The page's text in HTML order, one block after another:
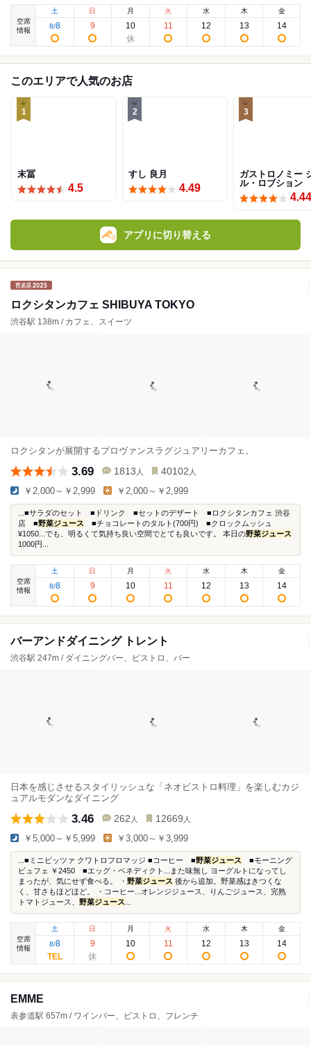
空席
情報
土
8/8
日
9
月
10
火
11
水
12
木
13
金
14
このエリアで人気のお店
1
末冨
4.5
2
すし 良月
4.49
3
ガストロノミー
ル・ロブション
4.44
アプリに切り替える
ロクシタンカフェ SHIBUYA TOKYO
渋谷駅 138m / カフェ、スイーツ
ロクシタンが展開するプロヴァンスラグジュアリーカフェ。
3.69 1813 人 40102 人
￥2,000～￥2,999 ￥2,000～￥2,999
...■サラダのセット ■ドリンク ■セットのデザート ■ロクシタンカフェ 渋谷
店 ■野菜ジュース ■チョコレートのタルト(700円) ■クロックムッシュ
¥1050...でも、明るくて気持ち良い空間でとても良いです。 本日の野菜ジュース
1000円...
空席
情報
土
8/8
日
9
月
10
火
11
水
12
木
13
金
14
バーアンドダイニング トレント
渋谷駅 247m / ダイニングバー、ビストロ、バー
日本を感じさせるスタイリッシュな「ネオビストロ料理」を楽しむカジ
ュアルモダンなダイニング
3.46 262 人 12669 人
￥5,000～￥5,999 ￥3,000～￥3,999
...■ミニピッツァ クワトロフロマッジ ■コーヒー ■野菜ジュース ■モーニング
ビュフェ ￥2450 ■エッグ・ベネディクト...また味無し ヨーグルトになってし
まったが、気にせず食べる。 ・ 野菜ジュース 後から追加。野菜感はきつくな
く、甘さもほどほど。 ・コーヒー...オレンジジュース、りんごジュース、完熟
トマトジュース、 野菜ジュース
空席
情報
土
8/8
日
9
月
10
火
11
水
12
木
13
金
14
EMME
表参道駅 657m / ワインバー、ビストロ、フレンチ